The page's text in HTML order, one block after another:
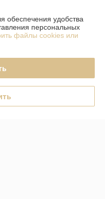
обеспечения удобства
персональных
файлы cookies или